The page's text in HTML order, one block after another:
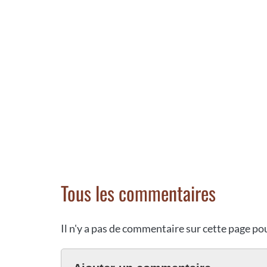
Tous les commentaires
Il n'y a pas de commentaire sur cette page